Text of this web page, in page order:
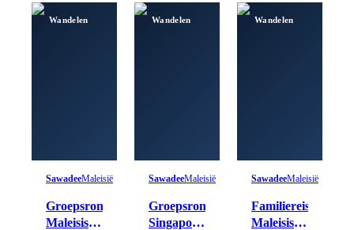
Wandelen
SawadeeMaleisië
Groepsrondreis
Maleisisch
Wandelen
SawadeeMaleisië
Groepsrondreis
Singapore,
Wandelen
SawadeeMaleisië
Familiereis
Maleisisch